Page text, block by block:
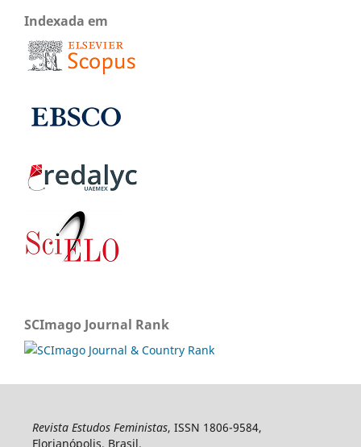
Indexada em
SCImago Journal Rank
Revista Estudos Feministas, ISSN 1806-9584,
Florianópolis, Brasil.